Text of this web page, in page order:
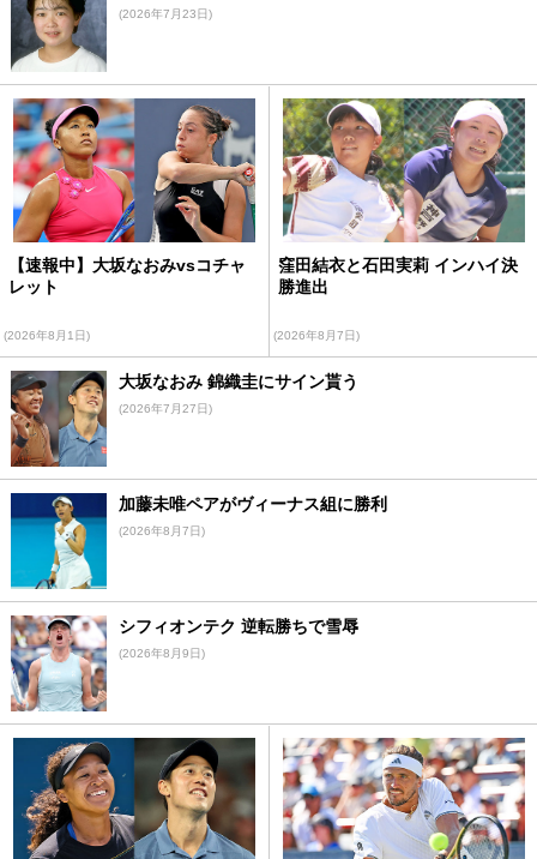
(2026年7月23日)
【速報中】大坂なおみvsコチャ
レット
(2026年8月1日)
窪田結衣と石田実莉 インハイ決
勝進出
(2026年8月7日)
大坂なおみ 錦織圭にサイン貰う
(2026年7月27日)
加藤未唯ペアがヴィーナス組に勝利
(2026年8月7日)
シフィオンテク 逆転勝ちで雪辱
(2026年8月9日)